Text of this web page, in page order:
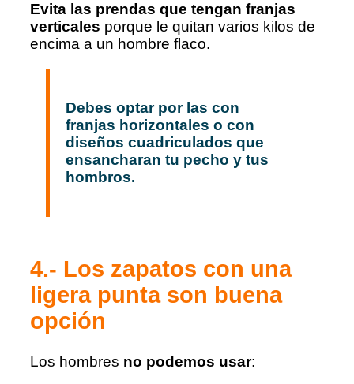
Evita las prendas que tengan franjas
verticales porque le quitan varios kilos de
encima a un hombre flaco.
Debes optar por las con
franjas horizontales o con
diseños cuadriculados que
ensancharan tu pecho y tus
hombros.
4.- Los zapatos con una
ligera punta son buena
opción
Los hombres no podemos usar: